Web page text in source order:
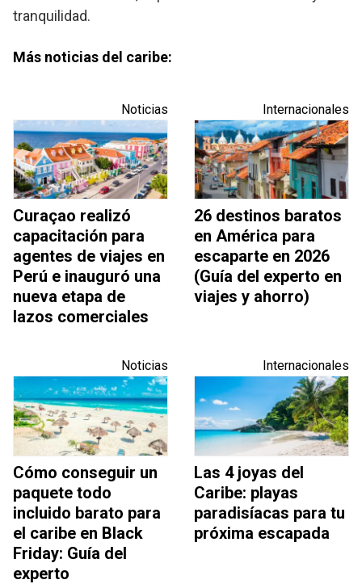
tranquilidad.
Más noticias del caribe:
Noticias
Curaçao realizó
capacitación para
agentes de viajes en
Perú e inauguró una
nueva etapa de
lazos comerciales
Internacionales
26 destinos baratos
en América para
escaparte en 2026
(Guía del experto en
viajes y ahorro)
Noticias
Cómo conseguir un
paquete todo
incluido barato para
el caribe en Black
Friday: Guía del
experto
Internacionales
Las 4 joyas del
Caribe: playas
paradisíacas para tu
próxima escapada